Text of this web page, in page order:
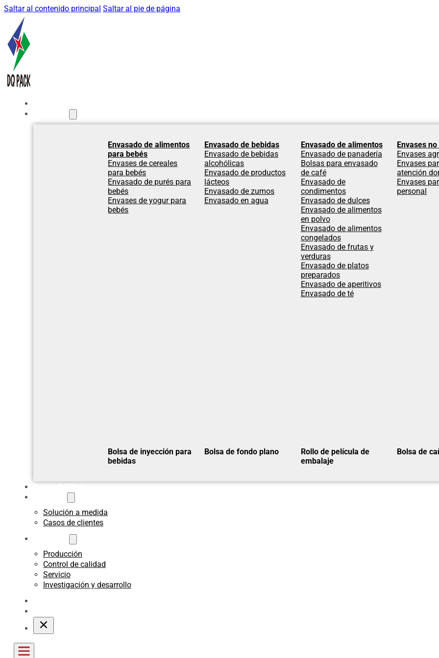
Saltar al contenido principal Saltar al pie de página
Envasado de alimentos
para bebés
Envases de cereales
para bebés
Envasado de purés para
bebés
Envases de yogur para
bebés
Envasado de bebidas
Envasado de bebidas
alcohólicas
Envasado de productos
lácteos
Envasado de zumos
Envasado en agua
Envasado de alimentos
Envasado de panadería
Bolsas para envasado
de café
Envasado de
condimentos
Envasado de dulces
Envasado de alimentos
en polvo
Envasado de alimentos
congelados
Envasado de frutas y
verduras
Envasado de platos
preparados
Envasado de aperitivos
Envasado de té
Envases
Envases
Envases
atención
Envases
personal
Bolsa de inyección para
bebidas
Bolsa de fondo plano
Rollo de película de
embalaje
Bolsa de
Solución a medida
Casos de clientes
Producción
Control de calidad
Servicio
Investigación y desarrollo